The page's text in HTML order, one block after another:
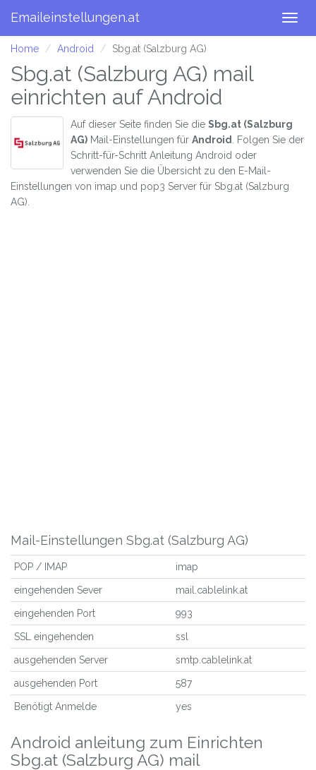
Emaileinstellungen.at
Home Android Sbg.at (Salzburg AG)
Sbg.at (Salzburg AG) mail
einrichten auf Android
Auf dieser Seite finden Sie die Sbg.at (Salzburg
AG) Mail-Einstellungen für Android
. Folgen Sie der
Schritt-für-Schritt Anleitung Android oder
verwenden Sie die Übersicht zu den E-Mail-
Einstellungen von imap und pop3 Server für Sbg.at (Salzburg
AG).
Mail-Einstellungen Sbg.at (Salzburg AG)
POP / IMAP imap
eingehenden Sever mail.cablelink.at
eingehenden Port 993
SSL eingehenden ssl
ausgehenden Server smtp.cablelink.at
ausgehenden Port 587
Benötigt Anmelde yes
Android anleitung zum Einrichten
Sbg.at (Salzburg AG) mail